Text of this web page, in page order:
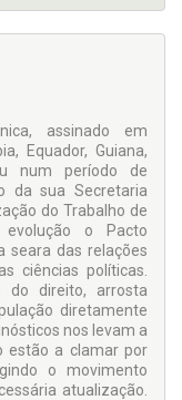
assinado em
Equador, Guiana,
num período de
da sua Secretaria
do Trabalho de
evolução o Pacto
seara das relações
ciências políticas.
do direito, arrosta
diretamente
nos levam a
estão a clamar por
o movimento
atualização.